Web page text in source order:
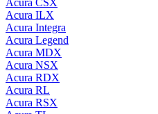
Acura CSX
Acura ILX
Acura Integra
Acura Legend
Acura MDX
Acura NSX
Acura RDX
Acura RL
Acura RSX